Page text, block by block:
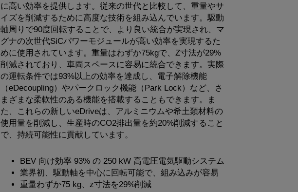
に高い効率を提供します。従来の世代と比較して、重量やサ
イズを削減するために高度な技術を組み込んでいます。駆動
軸周りで90度回転することで、より良い統合が実現され、マ
グナの次世代SiCパワーモジュールが高い効率を実現するた
めに使用されています。重量はわずか75kgで、Z寸法が29%
削減されており、車両スペースに容易に統合できます。実際
の運転条件では93%以上の効率を達成し、電子解除機能
（eDecoupling）やパークロック機能（Park Lock）など、さ
まざまな柔軟性のある機能を搭載することもできます。ま
た、これらの新しいeDriveは、アルミニウムや希土類材料の
使用量を削減し、生産時のCO2排出量を約20%削減すること
で、持続可能性に貢献しています。
BEV 向け効率 93% の 250 kW 高電圧電気駆動システム
業界初、駆動軸を中心に回転可能で、組み込みが容易
重量わずか75 kg、z寸法を29%削減